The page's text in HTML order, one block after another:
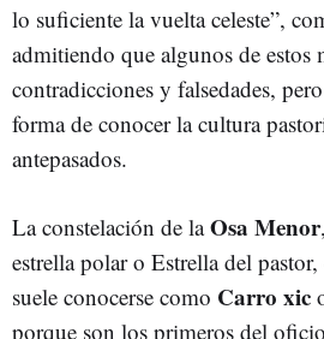
lo suficiente la vuelta celeste”,
admitiendo que algunos de estos
contradicciones y falsedades,
forma de conocer la cultura
antepasados.
La constelación de laOsa Menor
estrella polar o Estrella del
suele conocerse como Carro xic
porque son los primeros del